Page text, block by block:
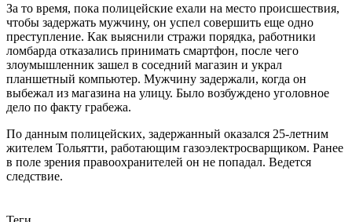
За то время, пока полицейские ехали на место происшествия,
чтобы задержать мужчину, он успел совершить еще одно
преступление. Как выяснили стражи порядка, работники
ломбарда отказались принимать смартфон, после чего
злоумышленник зашел в соседний магазин и украл
планшетный компьютер. Мужчину задержали, когда он
выбежал из магазина на улицу. Было возбуждено уголовное
дело по факту грабежа.
По данным полицейских, задержанный оказался 25-летним
жителем Тольятти, работающим газоэлектросварщиком. Ранее
в поле зрения правоохранителей он не попадал. Ведется
следствие.